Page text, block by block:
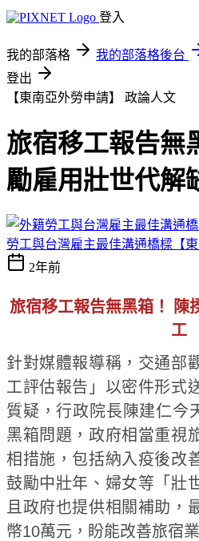
登入
我的部落格 我的部落格後台
登出
【東南亞外勞申請】 政論人文
旅宿移工報告無
勵雇用壯世代解
勞工與台灣雇主最佳溝通橋樑【東
2年前
旅宿移工報告無黑箱！ 陳
工
針對媒體報導稱，交通部
工評估報告」以密件形式
質疑，行政院長陳建仁今
黑箱問題，政府相當重視
相措施，包括納入疫後改
鼓勵中壯年、婦女等「壯
且政府也提供相關補助，
幣10萬元，盼能改善旅宿